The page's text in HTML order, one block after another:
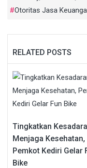
Otoritas Jasa
RELATED POSTS
Tingkatkan
Menjaga Kesehatan,
Pemkot Kediri Gelar
Bike